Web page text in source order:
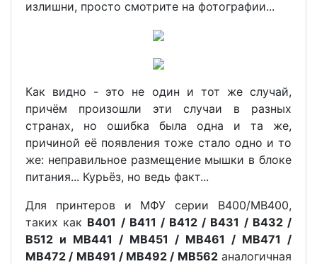
излишни, просто смотрите на фотографии...
Как видно - это не один и тот же случай,
причём произошли эти случаи в разных
странах, но ошибка была одна и та же,
причиной её появления тоже стало одно и то
же: неправильное размещение мышки в блоке
питания... Курьёз, но ведь факт...
Для принтеров и МФУ серии B400/MB400,
таких как B401 / B411 / B412 / B431 / B432 /
B512 и MB441 / MB451 / MB461 / MB471 /
MB472 / MB491 / MB492 / MB562аналогичная